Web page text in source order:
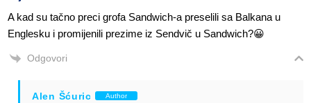
A kad su tačno preci grofa Sandwich-a preselili sa Balkana u
Englesku i promijenili prezime iz Sendvič u Sandwich?😀
Odgovori
Alen Šćuric Author